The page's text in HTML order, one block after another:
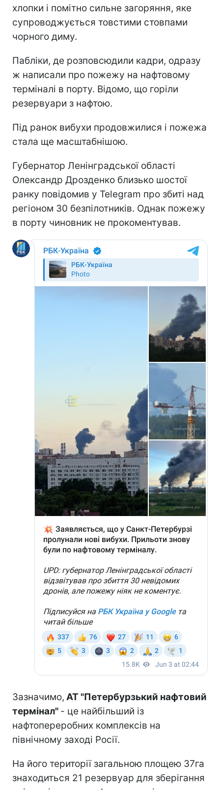
хлопки і помітно сильне загоряння, яке
супроводжується товстими стовпами
чорного диму.
Пабліки, де розповсюдили кадри, одразу
ж написали про пожежу на нафтовому
терміналі в порту. Відомо, що горіли
резервуари з нафтою.
Під ранок вибухи продовжилися і пожежа
стала ще масштабнішою.
Губернатор Ленінградської області
Олександр Дрозденко близько шостої
ранку повідомив у Telegram про збиті над
регіоном 30 безпілотників. Однак пожежу
в порту чиновник не прокоментував.
Зазначимо, АТ "Петербурзький нафтовий
термінал" - це найбільший із
нафтопереробних комплексів на
північному заході Росії.
На його території загальною площею 37га
знаходиться 21 резервуар для зберігання